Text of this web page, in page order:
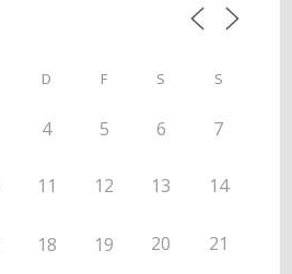
D F S S
4 5 6 7
11 12 13 14
18 19 20 21